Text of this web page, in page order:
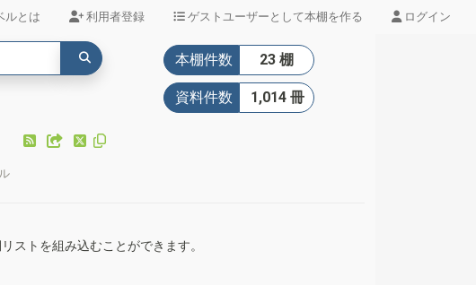
ルとは 利用者登録 ゲストユーザーとして本棚を作る ログイン
本棚件数 23 棚
資料件数 1,014 冊
ストを組み込むことができます。